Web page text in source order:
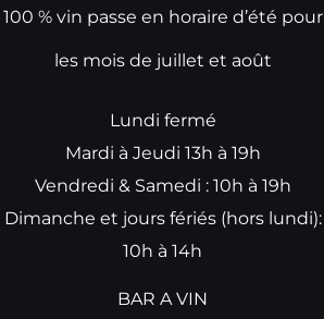
100 % vin passe en horaire d’été pour
les mois de juillet et août
Lundi fermé
Mardi à Jeudi 13h à 19h
Vendredi & Samedi : 10h à 19h
Dimanche et jours fériés (hors lundi):
10h à 14h
BAR A VIN